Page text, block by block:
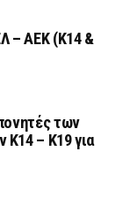
– ΑΕΚ (Κ14 &
των
Κ14 – Κ19 για